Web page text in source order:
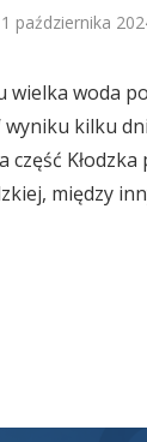
1 października
wielka woda
wyniku kilku
część Kłodzka
między